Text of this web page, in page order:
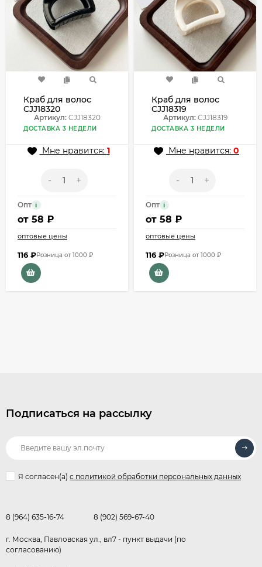
Краб для волос
CJJ18320
Артикул:CJJ18320
ДОСТАВКА 3 НЕДЕЛИ
Мне нравится: 1
- +
Опт i
от 58 ₽
оптовые цены
116 ₽Розница от 1000 ₽
Краб для волос
CJJ18319
Артикул:CJJ18319
ДОСТАВКА 3 НЕДЕЛИ
Мне нравится: 0
- +
Опт i
от 58 ₽
оптовые цены
116 ₽Розница от 1000 ₽
Подписаться на рассылку
Я согласен(a) с политикой обработки персональных данных
8 (964) 635-16-74 8 (902) 569-67-40
г. Москва, Павловская ул., вл7 - пункт выдачи (по
согласованию)